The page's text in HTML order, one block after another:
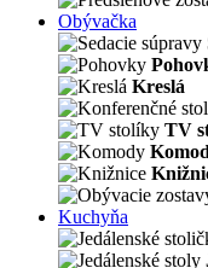
Obývačka
Kreslá
TV
Kuchyňa